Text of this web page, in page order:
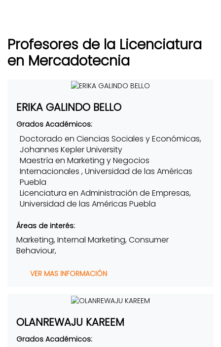
Profesores de la Licenciatura
en Mercadotecnia
ERIKA GALINDO BELLO
Grados Académicos:
Doctorado en Ciencias Sociales y Económicas,
Johannes Kepler University
Maestría en Marketing y Negocios
Internacionales , Universidad de las Américas
Puebla
Licenciatura en Administración de Empresas,
Universidad de las Américas Puebla
Áreas de interés:
Marketing, Internal Marketing, Consumer
Behaviour,
VER MAS INFORMACIÓN
OLANREWAJU KAREEM
Grados Académicos: